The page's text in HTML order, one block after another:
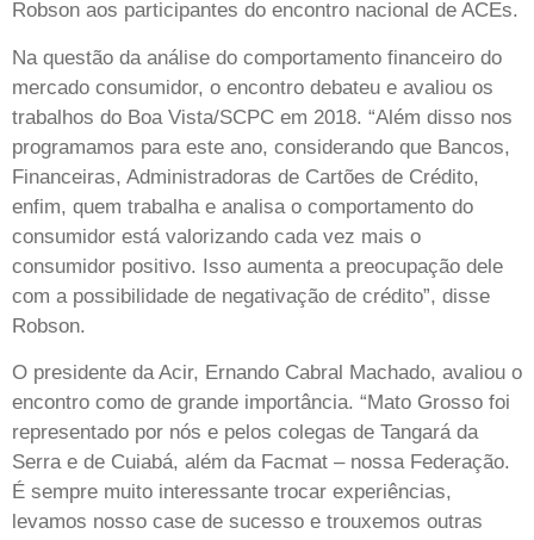
Robson aos participantes do encontro nacional de ACEs.
Na questão da análise do comportamento financeiro do
mercado consumidor, o encontro debateu e avaliou os
trabalhos do Boa Vista/SCPC em 2018. “Além disso nos
programamos para este ano, considerando que Bancos,
Financeiras, Administradoras de Cartões de Crédito,
enfim, quem trabalha e analisa o comportamento do
consumidor está valorizando cada vez mais o
consumidor positivo. Isso aumenta a preocupação dele
com a possibilidade de negativação de crédito”, disse
Robson.
O presidente da Acir, Ernando Cabral Machado, avaliou o
encontro como de grande importância. “Mato Grosso foi
representado por nós e pelos colegas de Tangará da
Serra e de Cuiabá, além da Facmat – nossa Federação.
É sempre muito interessante trocar experiências,
levamos nosso case de sucesso e trouxemos outras